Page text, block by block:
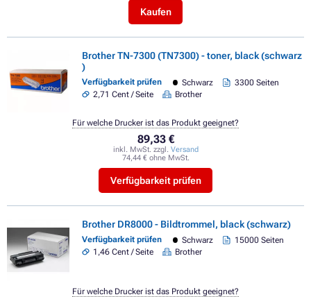
Kaufen
Brother TN-7300 (TN7300) - toner, black (schwarz
)
Verfügbarkeit prüfen Schwarz
3300 Seiten
2,71 Cent / Seite
Brother
89,33 €
inkl. MwSt. zzgl. Versand
74,44 € ohne MwSt.
Verfügbarkeit prüfen
Für welche Drucker ist das Produkt geeignet?
Brother DR8000 - Bildtrommel, black (schwarz)
Verfügbarkeit prüfen Schwarz
15000 Seiten
1,46 Cent / Seite
Brother
Für welche Drucker ist das Produkt geeignet?